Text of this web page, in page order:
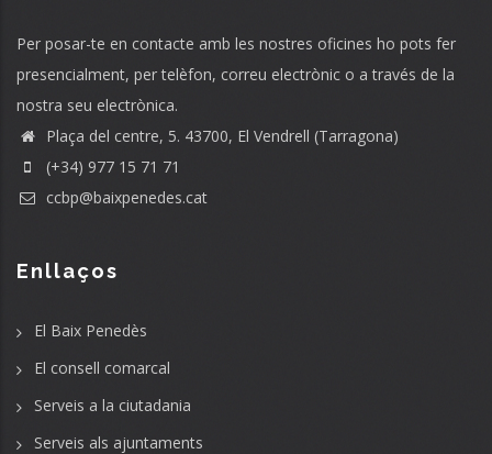
Per posar-te en contacte amb les nostres oficines ho pots fer
presencialment, per telèfon, correu electrònic o a través de la
nostra seu electrònica.
Plaça del centre, 5. 43700, El Vendrell (Tarragona)
(+34) 977 15 71 71
ccbp@baixpenedes.cat
Enllaços
El Baix Penedès
El consell comarcal
Serveis a la ciutadania
Serveis als ajuntaments